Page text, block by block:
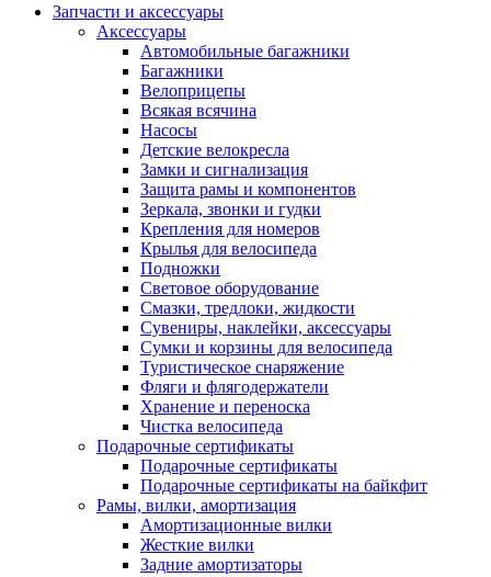
Запчасти и аксессуары
Аксессуары
Автомобильные багажники
Багажники
Велоприцепы
Всякая всячина
Насосы
Детские велокресла
Замки и сигнализация
Защита рамы и компонентов
Зеркала, звонки и гудки
Крепления для номеров
Крылья для велосипеда
Подножки
Световое оборудование
Смазки, тредлоки, жидкости
Сувениры, наклейки, аксессуары
Сумки и корзины для велосипеда
Туристическое снаряжение
Фляги и флягодержатели
Хранение и переноска
Чистка велосипеда
Подарочные сертификаты
Подарочные сертификаты
Подарочные сертификаты на байкфит
Рамы, вилки, амортизация
Амортизационные вилки
Жесткие вилки
Задние амортизаторы